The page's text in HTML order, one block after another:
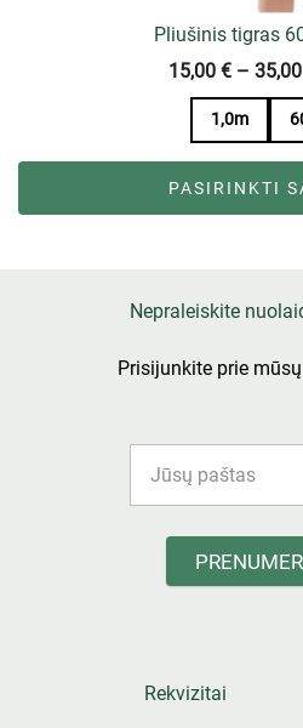
Pliušinis tigras
15,00 € – 35,00
1,0m
PASIRINKTI
Nepraleiskite
Prisijunkite prie
Rekvizitai